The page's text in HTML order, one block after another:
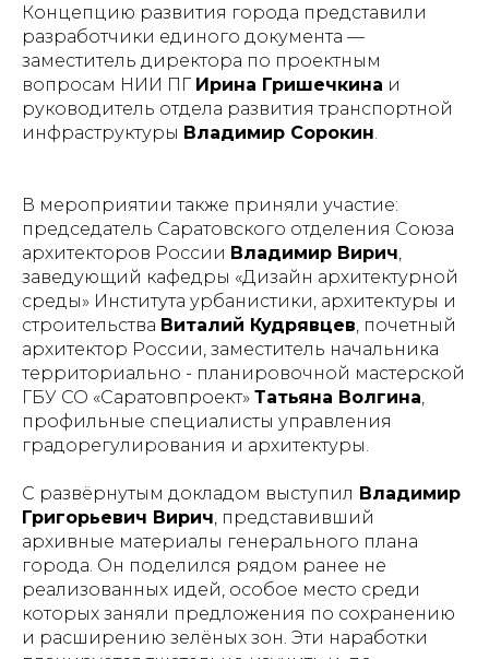
Концепцию развития города представили
разработчики единого документа —
заместитель директора по проектным
вопросам НИИ ПГ Ирина Гришечкина и
руководитель отдела развития транспортной
инфраструктуры Владимир Сорокин.
В мероприятии также приняли участие:
председатель Саратовского отделения Союза
архитекторов России Владимир Вирич,
заведующий кафедры «Дизайн архитектурной
среды» Института урбанистики, архитектуры и
строительства Виталий Кудрявцев, почетный
архитектор России, заместитель начальника
территориально - планировочной мастерской
ГБУ СО «Саратовпроект» Татьяна Волгина,
профильные специалисты управления
градорегулирования и архитектуры.
С развёрнутым докладом выступил Владимир
Григорьевич Вирич, представивший
архивные материалы генерального плана
города. Он поделился рядом ранее не
реализованных идей, особое место среди
которых заняли предложения по сохранению
и расширению зелёных зон. Эти наработки